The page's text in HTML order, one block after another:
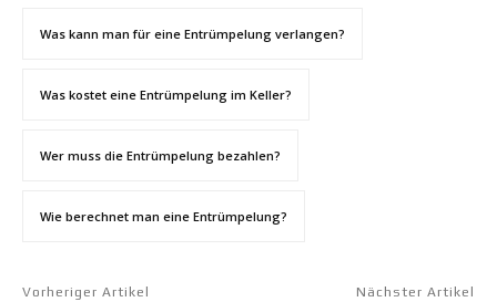
Was kann man für eine Entrümpelung verlangen?
Was kostet eine Entrümpelung im Keller?
Wer muss die Entrümpelung bezahlen?
Wie berechnet man eine Entrümpelung?
Vorheriger Artikel Nächster Artikel